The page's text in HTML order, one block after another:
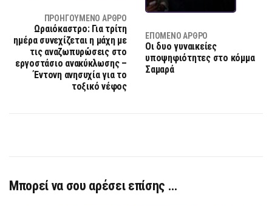
ΠΡΟΗΓΟΎΜΕΝΟ ΆΡΘΡΟ
Ωραιόκαστρο: Για τρίτη
ημέρα συνεχίζεται η μάχη με
τις αναζωπυρώσεις στο
εργοστάσιο ανακύκλωσης –
Έντονη ανησυχία για το
τοξικό νέφος
ΕΠΌΜΕΝΟ ΆΡΘΡΟ
Οι δυο γυναικείες
υποψηφιότητες στο κόμμα
Σαμαρά
Μπορεί να σου αρέσει επίσης …